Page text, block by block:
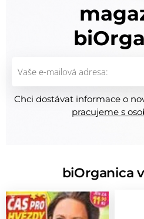
Chci dostávat informace o
pracujeme s
biOrganica